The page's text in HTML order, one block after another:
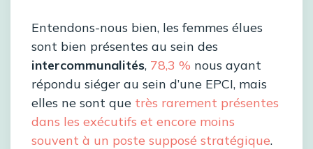
Entendons-nous bien, les femmes élues
sont bien présentes au sein des
intercommunalités, 78,3 % nous ayant
répondu siéger au sein d’une EPCI, mais
elles ne sont que très rarement présentes
dans les exécutifs et encore moins
souvent à un poste supposé stratégique.